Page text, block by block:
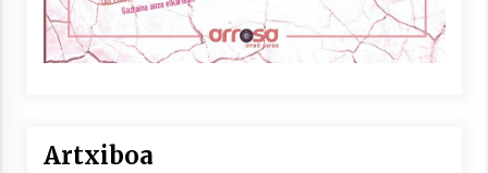
Artxiboa